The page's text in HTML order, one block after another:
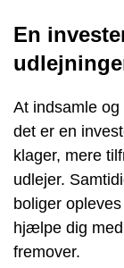
En
At indsamle
det er en
klager, mere
udlejer.
boliger
hjælpe dig
fremover.